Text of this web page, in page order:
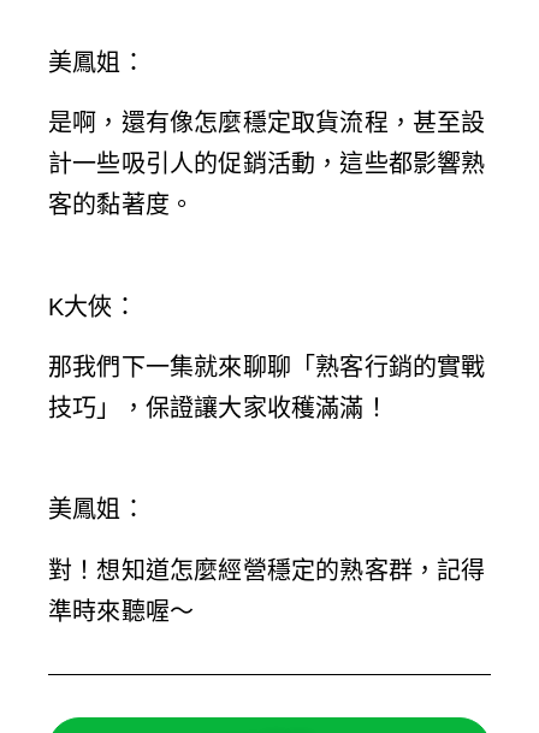
美鳳姐 ：
是啊，還有像怎麼穩定取貨流程，甚至設
計一些吸引人的促銷活動，這些都影響熟
客的黏著度。
K大俠 ：
那我們下一集就來聊聊「熟客行銷的實戰
技巧」，保證讓大家收穫滿滿！
美鳳姐 ：
對！想知道怎麼經營穩定的熟客群，記得
準時來聽喔～